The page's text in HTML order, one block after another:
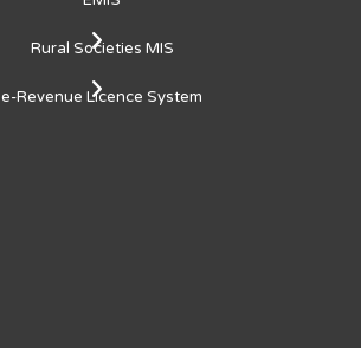
Rural Societies MIS
e-Revenue Licence System